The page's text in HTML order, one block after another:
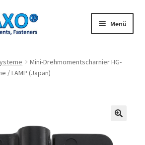
Menü
Mini-Drehmomentscharnier HG-
/ LAMP (Japan)